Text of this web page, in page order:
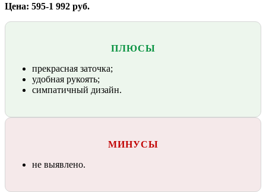
Цена: 595-1 992 руб.
ПЛЮСЫ
прекрасная заточка;
удобная рукоять;
симпатичный дизайн.
МИНУСЫ
не выявлено.